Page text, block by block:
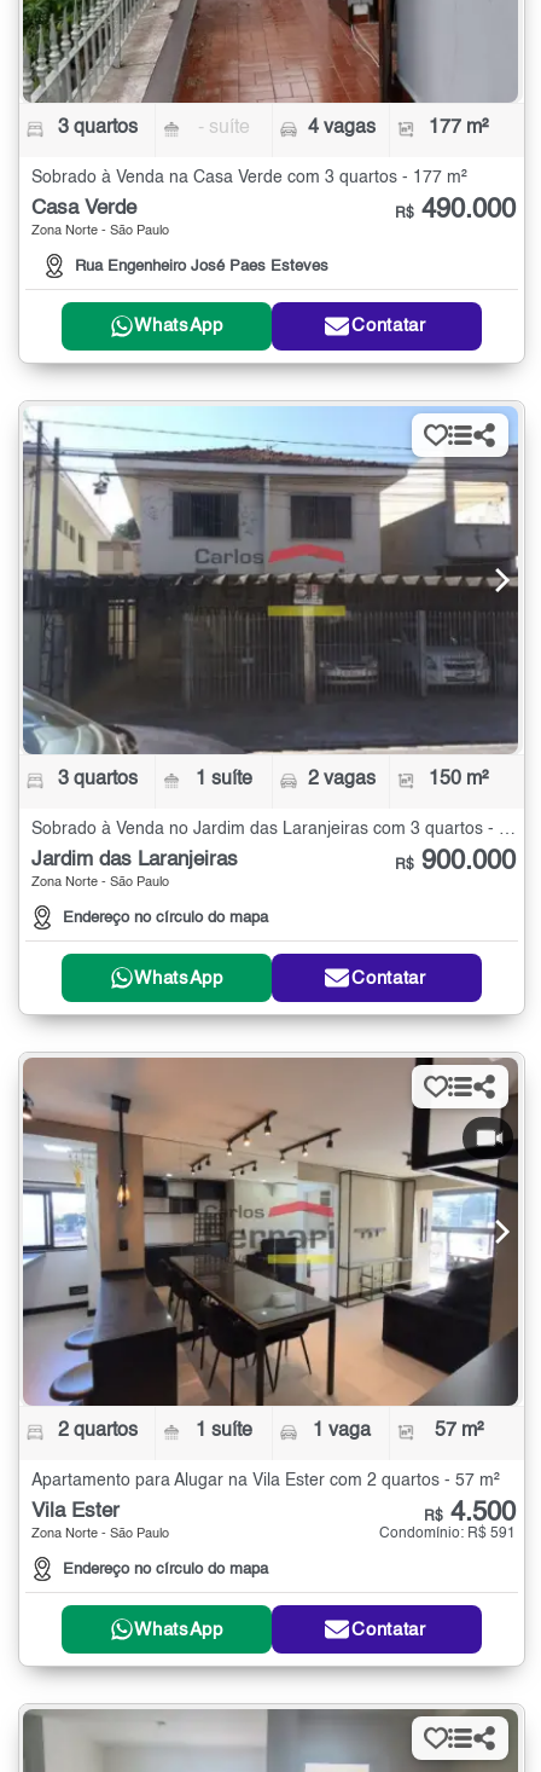
3 quartos - suíte 4 vagas 177 m²
Sobrado à Venda na Casa Verde com 3 quartos - 177 m²
Casa Verde
Zona Norte - São Paulo
Rua Engenheiro José Paes Esteves
R$ 490.000
WhatsApp Contatar
3 quartos 1 suíte 2 vagas 150 m²
Sobrado à Venda no Jardim das Laranjeiras com 3 quartos - 150 m²
Jardim das Laranjeiras
Zona Norte - São Paulo
Endereço no círculo do mapa
R$ 900.000
WhatsApp Contatar
2 quartos 1 suíte 1 vaga 57 m²
Apartamento para Alugar na Vila Ester com 2 quartos - 57 m²
Vila Ester
Zona Norte - São Paulo
Endereço no círculo do mapa
R$ 4.500
Condomínio: R$ 591
WhatsApp Contatar